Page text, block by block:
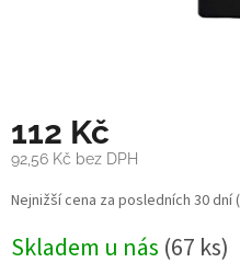
112 Kč
92,56 Kč bez DPH
Měrná
cena:
Nejnižší cena za posledních 30
Skladem u nás (67 ks)